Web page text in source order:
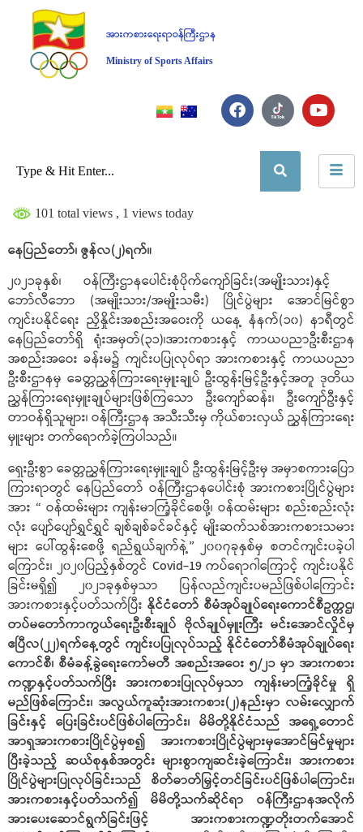
အားကစားရေးရာဝန်ကြီးဌာန
Ministry of Sports Affairs
101 total views , 1 views today
နေပြည်တော်၊ ဇွန်လ(၂)ရက်။
၂၀၂၁ခုနှစ်၊ ဝန်ကြီးဌာနပေါင်းစုံပိုက်ကျော်ခြင်း(အမျိုးသား)နှင့်
ဘော်လီဘော (အမျိုးသား/အမျိုးသမီး) ပြိုင်ပွဲများ အောင်မြင်စွာ
ကျင်းပနိုင်ရေး ညှိနှိုင်းအစည်းအဝေးကို ယနေ့ နံနက်(၁၀) နာရီတွင်
နေပြည်တော်ရှိ ရုံးအမှတ်(၃၁)၊အားကစားနှင့် ကာယပညာဦးစီးဌာန
အစည်းအဝေး ခန်းမ၌ ကျင်းပပြုလုပ်ရာ အားကစားနှင့် ကာယပညာ
ဦးစီးဌာနမှ ခေတ္တညွှန်ကြားရေးမှူးချုပ် ဦးထွန်းမြင့်ဦးနှင့်အတူ ဒုတိယ
ညွှန်ကြားရေးမှူးချုပ်များဖြစ်ကြသော ဦးကျော်ဆန်း၊ ဦးကျော်ဦးနှင့်
တာဝန်ရှိသူများ၊ ဝန်ကြီးဌာန အသီးသီးမှ ကိုယ်စားလှယ် ညွှန်ကြားရေး
မှူးများ တက်ရောက်ခဲ့ကြပါသည်။
ရှေးဦးစွာ ခေတ္တညွှန်ကြားရေးမှူးချုပ် ဦးထွန်းမြင့်ဦးမှ အမှာစကားပြော
ကြားရာတွင် နေပြည်တော် ဝန်ကြီးဌာနပေါင်းစုံ အားကစားပြိုင်ပွဲများ
အား “ ဝန်ထမ်းများ ကျန်းမာကြံ့ခိုင်စေဖို့၊ ဝန်ထမ်းများ စည်းစည်းလုံး
လုံး ပျော်ပျော်ရွှင်ရွှင် ချစ်ချစ်ခင်ခင်နှင့် မျိုးဆက်သစ်အားကစားသမား
များ ပေါ်ထွန်းစေဖို့ ရည်ရွယ်ချက်နဲ့” ၂၀၀၇ခုနှစ်မှ စတင်ကျင်းပခဲ့ပါ
ကြောင်း၊ ၂၀၂၀ပြည့်နှစ်တွင် Covid-19 ကပ်ရောဂါကြောင့် ကျင်းပနိုင်
ခြင်းမရှိ၍ ၂၀၂၁ခုနှစ်မှသာ ပြန်လည်ကျင်းပမည်ဖြစ်ပါကြောင်း
အားကစားနှင့်ပတ်သက်ပြီး နိုင်ငံတော် စီမံအုပ်ချုပ်ရေးကောင်စီဥက္ကဌ၊
တပ်မတော်ကာကွယ်ရေးဦးစီးချုပ် ဗိုလ်ချုပ်မှူးကြီး မင်းအောင်လှိုင်မှ
ဧပြီလ(၂၂)ရက်နေ့တွင် ကျင်းပပြုလုပ်သည့် နိုင်ငံတော်စီမံအုပ်ချုပ်ရေး
ကောင်စီ၊ စီမံခန့်ခွဲရေးကော်မတီ အစည်းအဝေး ၅/၂၁ မှာ အားကစား
ကဏ္ဍနှင့်ပတ်သက်ပြီး အားကစားပြုလုပ်မှသာ ကျန်းမာကြံ့ခိုင်မှု ရှိ
မည်ဖြစ်ကြောင်း၊ အလွယ်ကူဆုံးအားကစား(၂)နည်းမှာ လမ်းလျှောက်
ခြင်းနှင့် ပြေးခြင်းပင်ဖြစ်ပါကြောင်း၊ မိမိတို့နိုင်ငံသည် အရှေ့တောင်
အာရှအားကစားပြိုင်ပွဲမှစ၍ အားကစားပြိုင်ပွဲများမှအောင်မြင်မှုများ
ပြီးခဲ့သည့် ဆယ်စုနှစ်အတွင်း များစွာကျဆင်းခဲ့ကြောင်း၊ အားကစား
ပြိုင်ပွဲများပြုလုပ်ခြင်းသည် စိတ်ဓာတ်မြှင့်တင်ခြင်းပင်ဖြစ်ပါကြောင်း၊
အားကစားနှင့်ပတ်သက်၍ မိမိတို့သက်ဆိုင်ရာ ဝန်ကြီးဌာနအလိုက်
အားပေးဆောင်ရွက်ခြင်းဖြင့် အားကစားကဏ္ဍတိုးတက်အောင်